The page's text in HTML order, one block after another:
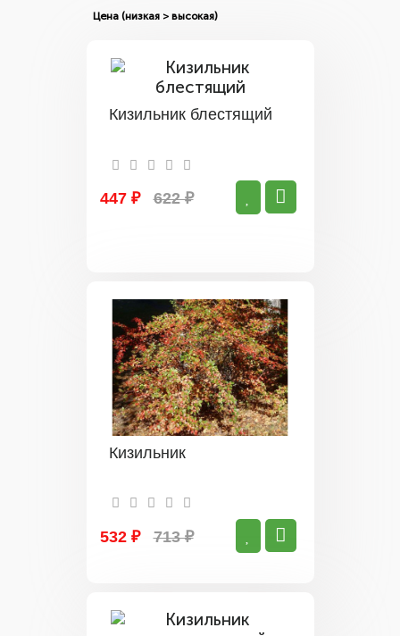
Кизильник блестящий
447 ₽ 622 ₽
Кизильник
532 ₽ 713 ₽